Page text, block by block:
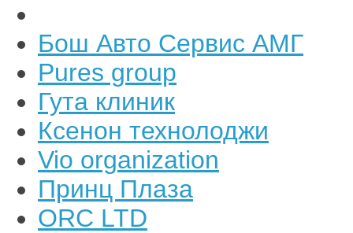
Бош Авто Сервис АМГ
Pures group
Гута клиник
Ксенон технолоджи
Vio organization
Принц Плаза
ORC LTD